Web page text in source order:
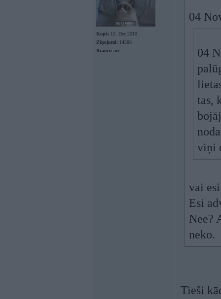
Kopš: 12. Dec 2010
Ziņojumi: 14308
Braucu ar:
04
04
tas,
viņi
vai
Esi
Nee?
neko.
Tieši